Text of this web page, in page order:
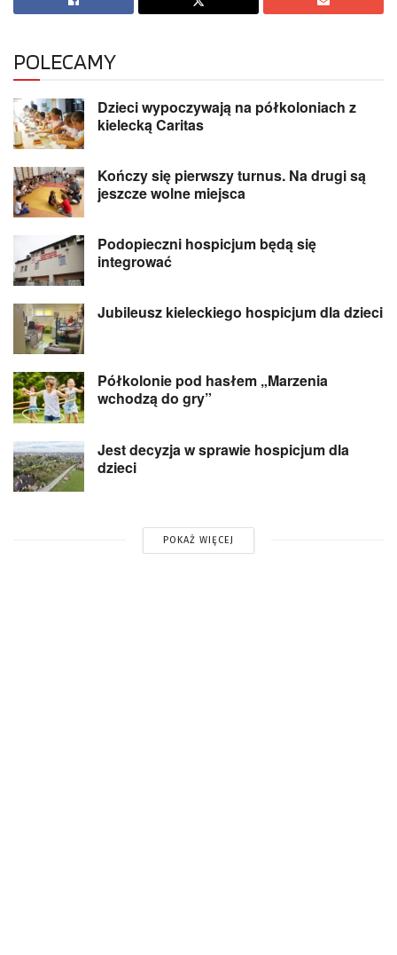
POLECAMY
Dzieci wypoczywają na półkoloniach z
kielecką Caritas
Kończy się pierwszy turnus. Na drugi są
jeszcze wolne miejsca
Podopieczni hospicjum będą się
integrować
Jubileusz kieleckiego hospicjum dla dzieci
Półkolonie pod hasłem „Marzenia
wchodzą do gry”
Jest decyzja w sprawie hospicjum dla
dzieci
POKAŻ WIĘCEJ